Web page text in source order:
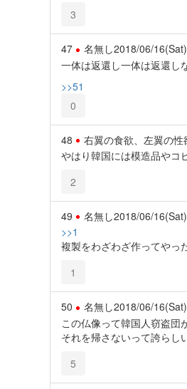
3
47 名無し2018/06/
一体は返還し一体は返還し
>>51
0
48 右翼の食欲、左翼の性
やはり韓国には模造品やコ
2
49 名無し2018/06/
>>1
複製をわざわざ作ってやっ
1
50 名無し2018/06/
この仏像って韓国人窃盗団
それを帰さないって誇らし
5